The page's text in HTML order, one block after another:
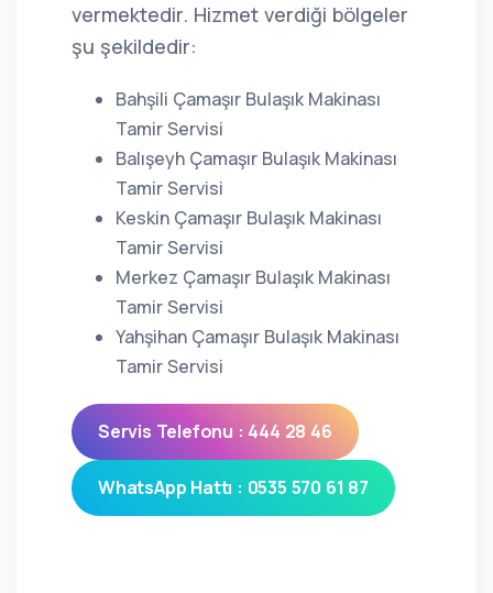
vermektedir. Hizmet verdiği bölgeler
şu şekildedir:
Bahşili Çamaşır Bulaşık Makinası
Tamir Servisi
Balışeyh Çamaşır Bulaşık Makinası
Tamir Servisi
Keskin Çamaşır Bulaşık Makinası
Tamir Servisi
Merkez Çamaşır Bulaşık Makinası
Tamir Servisi
Yahşihan Çamaşır Bulaşık Makinası
Tamir Servisi
Servis Telefonu : 444 28 46
WhatsApp Hattı : 0535 570 61 87